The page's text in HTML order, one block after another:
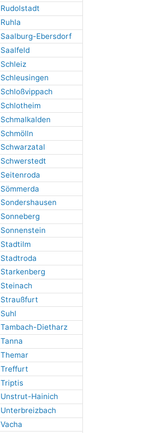
Rudolstadt
Ruhla
Saalburg-Ebersdorf
Saalfeld
Schleiz
Schleusingen
Schloßvippach
Schlotheim
Schmalkalden
Schmölln
Schwarzatal
Schwerstedt
Seitenroda
Sömmerda
Sondershausen
Sonneberg
Sonnenstein
Stadtilm
Stadtroda
Starkenberg
Steinach
Straußfurt
Suhl
Tambach-Dietharz
Tanna
Themar
Treffurt
Triptis
Unstrut-Hainich
Unterbreizbach
Vacha